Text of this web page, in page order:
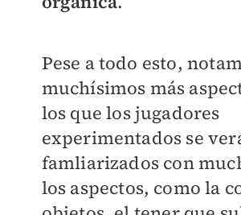
Pese a todo esto,
muchísimos más
los que los jugadores
experimentados se
famliarizados con
los aspectos, como la